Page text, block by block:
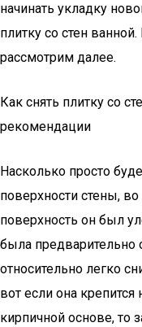
начинать укладку
плитку со стен
рассмотрим далее.
Как снять плитку со
рекомендации
Насколько просто
поверхности стены,
поверхность он был
была предварительно
относительно легко
вот если она
кирпичной основе, то